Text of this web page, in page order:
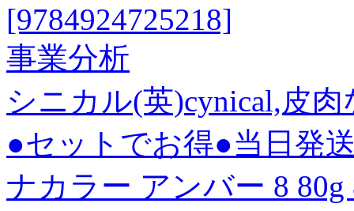
[9784924725218]
事業分析
シニカル(英)cynical,皮
●セットでお得●当日発
ナカラー アンバー 8